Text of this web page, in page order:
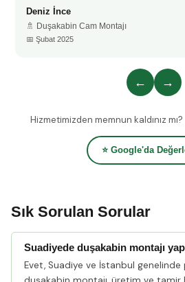
Deniz İnce
🚿 Duşakabin Cam Montajı
📅 Şubat 2025
← →
Hizmetimizden memnun kaldınız
⭐ Google'da
Sık Sorulan Sorular
Suadiyede duşakabin montajı
Evet, Suadiye ve İstanbul genelinde